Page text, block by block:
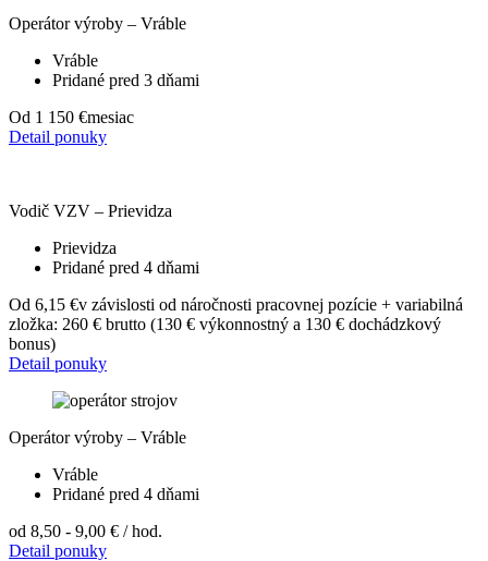
Operátor výroby – Vráble
Vráble
Pridané pred 3 dňami
Od 1 150 €mesiac
Detail ponuky
Vodič VZV – Prievidza
Prievidza
Pridané pred 4 dňami
Od 6,15 €v závislosti od náročnosti pracovnej pozície + variabilná
zložka: 260 € brutto (130 € výkonnostný a 130 € dochádzkový
bonus)
Detail ponuky
Operátor výroby – Vráble
Vráble
Pridané pred 4 dňami
od 8,50 - 9,00 € / hod.
Detail ponuky